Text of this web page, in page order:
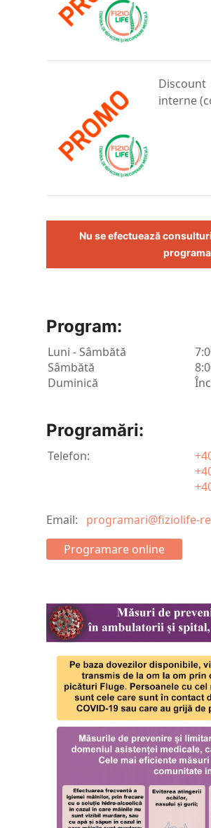
interne
Nu se efectuează
Program:
Luni - Sâmbătă
Sâmbătă
Duminică
Programări:
Telefon:
Email: programari@fiziolife-
Programare online